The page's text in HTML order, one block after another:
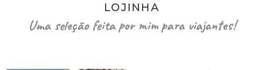
LOJINHA
Uma seleção feita por mim para viajantes!